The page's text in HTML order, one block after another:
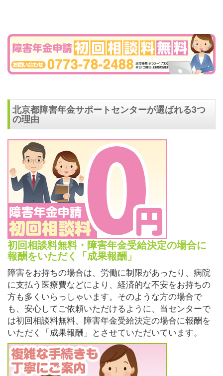
北京都障害年金サポートセンターが選ばれる3つ
の理由
初回相談料無料・障害年金受給決定の場合に
報酬をいただく「成果報酬」
障害をお持ちの場合は、労働に制限があったり、病院
に支払う医療費などにより、経済的な不安をお持ちの
方も多くいらっしゃいます。そのような方の場合で
も、安心してご依頼いただけるように、当センターで
は初回相談料無料、障害年金受給決定の場合に報酬を
いただく「成果報酬」とさせていただいています。